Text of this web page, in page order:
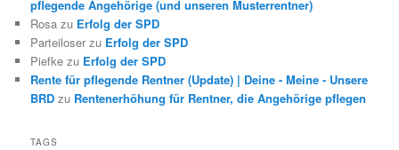
pflegende Angehörige (und unseren Musterrentner)
Rosa zu Erfolg der SPD
Parteiloser zu Erfolg der SPD
Piefke zu Erfolg der SPD
Rente für pflegende Rentner (Update) | Deine - Meine - Unsere
BRD zu Rentenerhöhung für Rentner, die Angehörige pflegen
TAGS